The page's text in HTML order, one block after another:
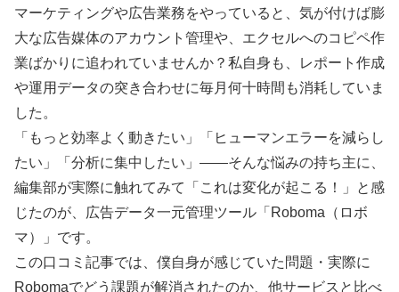
マーケティングや広告業務をやっていると、気が付けば膨
大な広告媒体のアカウント管理や、エクセルへのコピペ作
業ばかりに追われていませんか？私自身も、レポート作成
や運用データの突き合わせに毎月何十時間も消耗していま
した。
「もっと効率よく動きたい」「ヒューマンエラーを減らし
たい」「分析に集中したい」――そんな悩みの持ち主に、
編集部が実際に触れてみて「これは変化が起こる！」と感
じたのが、広告データ一元管理ツール「Roboma（ロボ
マ）」です。
この口コミ記事では、僕自身が感じていた問題・実際に
Robomaでどう課題が解消されたのか、他サービスと比べ